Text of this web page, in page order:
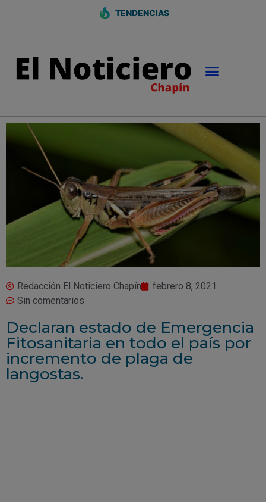
TENDENCIAS
Redacción El Noticiero Chapín
febrero 8, 2021
Sin comentarios
Declaran estado de Emergencia
Fitosanitaria en todo el país por
incremento de plaga de
langostas.